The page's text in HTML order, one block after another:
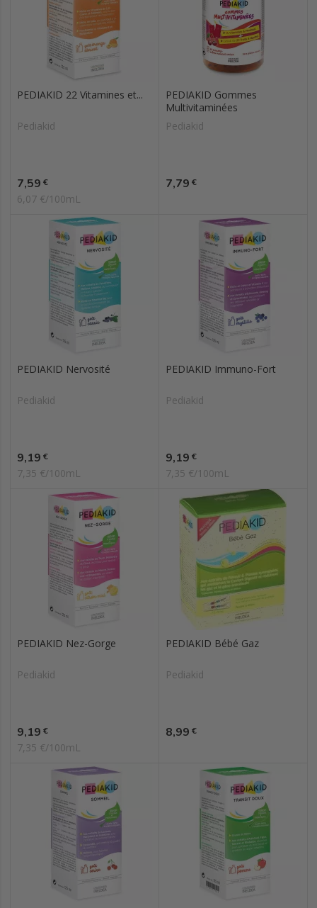
PEDIAKID 22 Vitamines et...
Pediakid
Prix
7,59 €
6,07 €/100mL
PEDIAKID Gommes
Multivitaminées
Pediakid
Prix
7,79 €
PEDIAKID Nervosité
Pediakid
Prix
9,19 €
7,35 €/100mL
PEDIAKID Immuno-Fort
Pediakid
Prix
9,19 €
7,35 €/100mL
PEDIAKID Nez-Gorge
Pediakid
Prix
9,19 €
7,35 €/100mL
PEDIAKID Bébé Gaz
Pediakid
Prix
8,99 €